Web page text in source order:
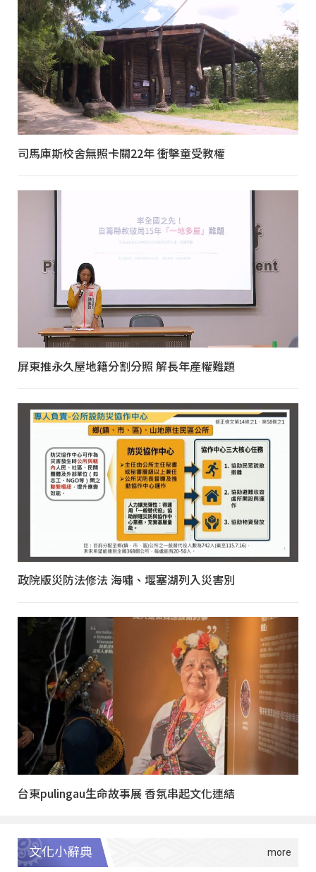
司馬庫斯校舍無照卡關22年 衝擊童受教權
屏東推永久屋地籍分割分照 解長年產權難題
政院版災防法修法 海嘯、堰塞湖列入災害別
台東pulingau生命故事展 香氛串起文化連結
文化小辭典